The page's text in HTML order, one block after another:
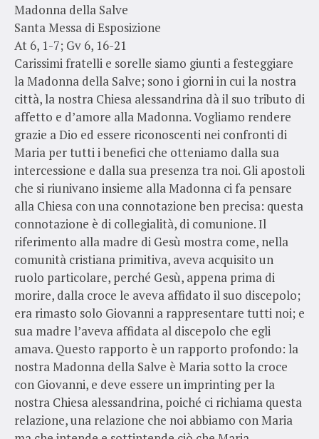
Madonna della Salve
Santa Messa di Esposizione
At 6, 1-7; Gv 6, 16-21
Carissimi fratelli e sorelle siamo giunti a festeggiare
la Madonna della Salve; sono i giorni in cui la nostra
città, la nostra Chiesa alessandrina dà il suo tributo di
affetto e d’amore alla Madonna. Vogliamo rendere
grazie a Dio ed essere riconoscenti nei confronti di
Maria per tutti i benefici che otteniamo dalla sua
intercessione e dalla sua presenza tra noi. Gli apostoli
che si riunivano insieme alla Madonna ci fa pensare
alla Chiesa con una connotazione ben precisa: questa
connotazione è di collegialità, di comunione. Il
riferimento alla madre di Gesù mostra come, nella
comunità cristiana primitiva, aveva acquisito un
ruolo particolare, perché Gesù, appena prima di
morire, dalla croce le aveva affidato il suo discepolo;
era rimasto solo Giovanni a rappresentare tutti noi; e
sua madre l’aveva affidata al discepolo che egli
amava. Questo rapporto è un rapporto profondo: la
nostra Madonna della Salve è Maria sotto la croce
con Giovanni, e deve essere un imprinting per la
nostra Chiesa alessandrina, poiché ci richiama questa
relazione, una relazione che noi abbiamo con Maria